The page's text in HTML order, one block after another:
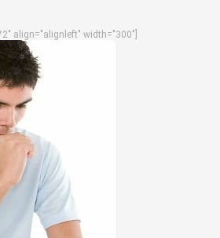
align="alignleft" width="300"]